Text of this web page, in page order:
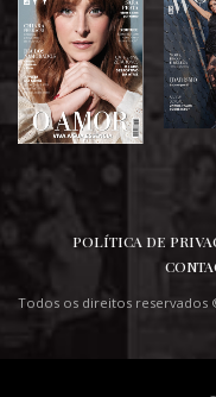
SIGA-NOS
POLÍTICA DE
Todos os direitos reservados